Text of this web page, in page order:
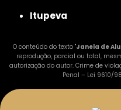
Itupeva
O conteúdo do texto "Janela de
reprodução, parcial ou total,
autorização do autor. Crime de
Penal – Lei 9610/